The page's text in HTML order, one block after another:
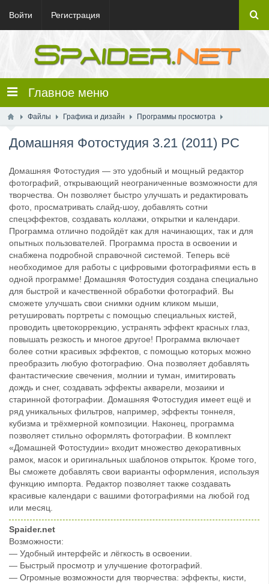
Войти Регистрация
Главное меню
Файлы Графика и дизайн Программы просмотра
Домашняя Фотостудия 3.21 (2011) PC
Домашняя Фотостудия — это удобный и мощный редактор
фотографий, открывающий неограниченные возможности для
творчества. Он позволяет быстро улучшать и редактировать
фото, просматривать слайд-шоу, добавлять сотни
спецэффектов, создавать коллажи, открытки и календари.
Программа отлично подойдёт как для начинающих, так и для
опытных пользователей. Программа проста в освоении и
снабжена подробной справочной системой. Теперь всё
необходимое для работы с цифровыми фотографиями есть в
одной программе! Домашняя Фотостудия создана специально
для быстрой и качественной обработки фотографий. Вы
сможете улучшать свои снимки одним кликом мыши,
ретушировать портреты с помощью специальных кистей,
проводить цветокоррекцию, устранять эффект красных глаз,
повышать резкость и многое другое! Программа включает
более сотни красивых эффектов, с помощью которых можно
преобразить любую фотографию. Она позволяет добавлять
фантастические свечения, молнии и туман, имитировать
дождь и снег, создавать эффекты акварели, мозаики и
старинной фотографии. Домашняя Фотостудия имеет ещё и
ряд уникальных фильтров, например, эффекты тоннеля,
кубизма и трёхмерной композиции. Наконец, программа
позволяет стильно оформлять фотографии. В комплект
«Домашней Фотостудии» входит множество декоративных
рамок, масок и оригинальных шаблонов открыток. Кроме того,
Вы сможете добавлять свои варианты оформления, используя
функцию импорта. Редактор позволяет также создавать
красивые календари с вашими фотографиями на любой год
или месяц.
Spaider.net
Возможности:
— Удобный интерфейс и лёгкость в освоении.
— Быстрый просмотр и улучшение фотографий.
— Огромные возможности для творчества: эффекты, кисти,